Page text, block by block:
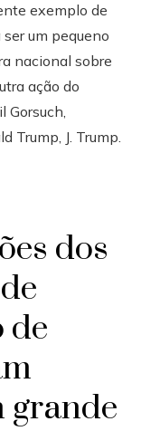
exemplo de
um pequeno
nacional sobre
ação do
Gorsuch,
Trump, J. Trump.
dos
de
grande